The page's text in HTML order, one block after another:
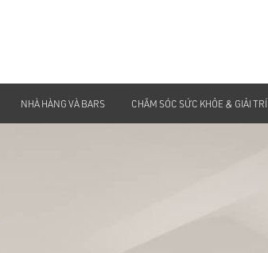
NHÀ HÀNG VÀ BARS CHĂM SÓC SỨC KHỎE & GIẢI TRÍ